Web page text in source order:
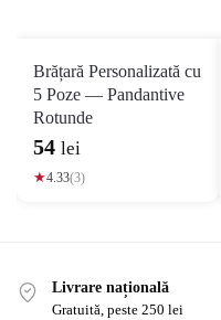
Brățară Personalizată cu
5 Poze — Pandantive
Rotunde
54 lei
★4.33(3)
Livrare națională
Gratuită, peste 250 lei